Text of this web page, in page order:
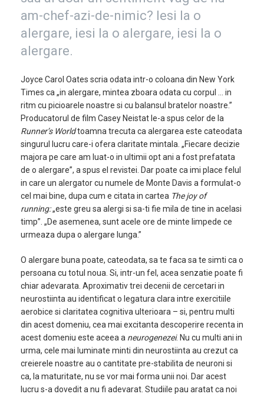
am-chef-azi-de-nimic? Iesi la o
alergare, iesi la o alergare, iesi la o
alergare.
Joyce Carol Oates scria odata intr-o coloana din New York
Times ca „in alergare, mintea zboara odata cu corpul … in
ritm cu picioarele noastre si cu balansul bratelor noastre.”
Producatorul de film Casey Neistat le-a spus celor de la
Runner’s Worldtoamna trecuta ca alergarea este cateodata
singurul lucru care-i ofera claritate mintala. „Fiecare decizie
majora pe care am luat-o in ultimii opt ani a fost prefatata
de o alergare”, a spus el revistei. Dar poate ca imi place felul
in care un alergator cu numele de Monte Davis a formulat-o
cel mai bine, dupa cum e citata in cartea The joy of
running:„este greu sa alergi si sa-ti fie mila de tine in acelasi
timp”. „De asemenea, sunt acele ore de minte limpede ce
urmeaza dupa o alergare lunga.”
O alergare buna poate, cateodata, sa te faca sa te simti ca o
persoana cu totul noua. Si, intr-un fel, acea senzatie poate fi
chiar adevarata. Aproximativ trei decenii de cercetari in
neurostiinta au identificat o legatura clara intre exercitiile
aerobice si claritatea cognitiva ulterioara – si, pentru multi
din acest domeniu, cea mai excitanta descoperire recenta in
acest domeniu este aceea a neurogenezei. Nu cu multi ani in
urma, cele mai luminate minti din neurostiinta au crezut ca
creierele noastre au o cantitate pre-stabilita de neuroni si
ca, la maturitate, nu se vor mai forma unii noi. Dar acest
lucru s-a dovedit a nu fi adevarat. Studiile pau aratat ca noi